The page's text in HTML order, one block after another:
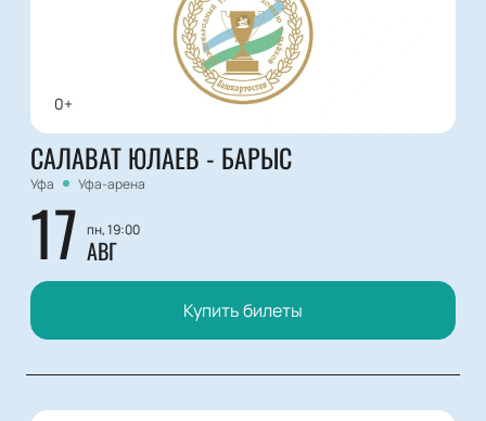
0+
САЛАВАТ ЮЛАЕВ - БАРЫС
Уфа Уфа-арена
17 пн, 19:00
АВГ
Купить билеты